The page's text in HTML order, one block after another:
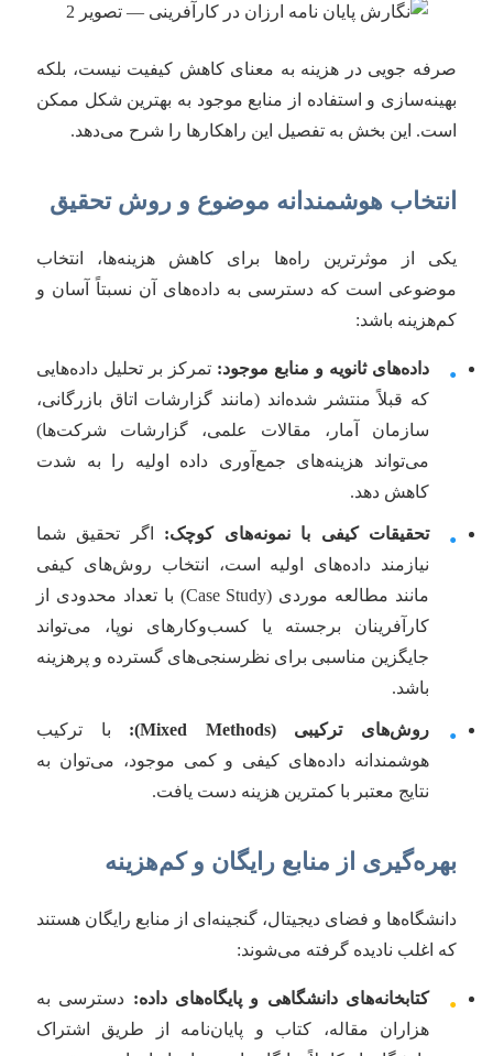
صرفه جویی در هزینه به معنای کاهش کیفیت نیست، بلکه
بهینه‌سازی و استفاده از منابع موجود به بهترین شکل ممکن
است. این بخش به تفصیل این راهکارها را شرح می‌دهد.
انتخاب هوشمندانه موضوع و روش تحقیق
یکی از موثرترین راه‌ها برای کاهش هزینه‌ها، انتخاب
موضوعی است که دسترسی به داده‌های آن نسبتاً آسان و
کم‌هزینه باشد:
• داده‌های ثانویه و منابع موجود: تمرکز بر تحلیل داده‌هایی
که قبلاً منتشر شده‌اند (مانند گزارشات اتاق بازرگانی،
سازمان آمار، مقالات علمی، گزارشات شرکت‌ها)
می‌تواند هزینه‌های جمع‌آوری داده اولیه را به شدت
کاهش دهد.
• تحقیقات کیفی با نمونه‌های کوچک: اگر تحقیق شما
نیازمند داده‌های اولیه است، انتخاب روش‌های کیفی
مانند مطالعه موردی (Case Study) با تعداد محدودی از
کارآفرینان برجسته یا کسب‌وکارهای نوپا، می‌تواند
جایگزین مناسبی برای نظرسنجی‌های گسترده و پرهزینه
باشد.
• روش‌های ترکیبی (Mixed Methods):
با ترکیب
هوشمندانه داده‌های کیفی و کمی موجود، می‌توان به
نتایج معتبر با کمترین هزینه دست یافت.
بهره‌گیری از منابع رایگان و کم‌هزینه
دانشگاه‌ها و فضای دیجیتال، گنجینه‌ای از منابع رایگان هستند
که اغلب نادیده گرفته می‌شوند:
• کتابخانه‌های دانشگاهی و پایگاه‌های داده: دسترسی به
هزاران مقاله، کتاب و پایان‌نامه از طریق اشتراک